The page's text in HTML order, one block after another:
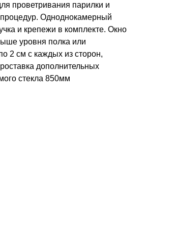
проветривания парилки и
Одноднокамерный
и крепежи в комплекте. Окно
уровня полка или
2 см с каждых из сторон,
дополнительных
стекла 850мм